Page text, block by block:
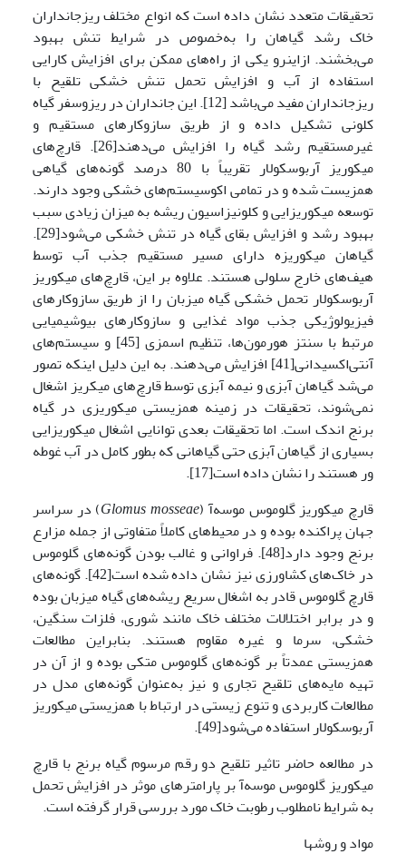
تحقیقات متعدد نشان داده است که انواع مختلف ریزجانداران
خاک رشد گیاهان را به‌خصوص در شرایط تنش بهبود
می‌بخشند. ازاینرو یکی از راه‌های ممکن برای افزایش کارایی
استفاده از آب و افزایش تحمل تنش خشکی تلقیح با
ریزجانداران مفید می‌باشد [12]. این جانداران در ریزوسفر گیاه
کلونی تشکیل داده و از طریق سازوکارهای مستقیم و
غیرمستقیم رشد گیاه را افزایش می‌دهند[26]. قارچ‌های
میکوریز آربوسکولار تقریباً با 80 درصد گونه‌های گیاهی
همزیست شده‌ و در تمامی اکوسیستم‌های خشکی وجود دارند.
توسعه میکوریزایی و کلونیزاسیون ریشه به میزان زیادی سبب
بهبود رشد و افزایش بقای گیاه در تنش خشکی می‌شود[29].
گیاهان میکوریزه دارای مسیر مستقیم جذب آب توسط
هیف‌های خارج سلولی هستند. علاوه بر این، قارچ‌های میکوریز
آربوسکولار تحمل خشکی گیاه میزبان را از طریق سازوکار‌های
فیزیولوژیکی جذب مواد غذایی و سازوکار‌های بیوشیمیایی
مرتبط با سنتز هورمون‌ها، تنظیم اسمزی [45] و سیستم‌های
آنتی‌اکسیدانی[41] افزایش می‌دهند. به این دلیل اینکه تصور
می‌شد گیاهان آبزی و نیمه آبزی توسط قارچ‌های میکریز اشغال
نمی‌شوند، تحقیقات در زمینه همزیستی میکوریزی در گیاه
برنج اندک است. اما تحقیقات بعدی توانایی اشغال میکوریزایی
بسیاری از گیاهان آبزی حتی گیاهانی که بطور کامل در آب غوطه
ور هستند را نشان داده است[17].
قارچ میکوریز گلوموس موسه‌آ (Glomus mosseae) در سراسر
جهان پراکنده بوده و در محیط‌های کاملاً متفاوتی از جمله مزارع
برنج وجود دارد[48]. فراوانی و غالب بودن گونه‌‌های گلوموس
در خاک‌های کشاورزی نیز نشان داده شده است[42]. گونه‌‌های
قارچ گلوموس قادر به اشغال سریع ریشه‌های گیاه میزبان بوده
و در برابر اختلالات مختلف خاک مانند شوری، فلزات سنگین،
خشکی، سرما و غیره مقاوم هستند. بنابراین مطالعات
همزیستی عمدتاً بر گونه‌های گلوموس متکی بوده و از آن در
تهیه مایه‌های ‌تلقیح تجاری و نیز به‌عنوان گونه‌های مدل در
مطالعات کاربردی و تنوع زیستی در ارتباط با همزیستی میکوریز
آربوسکولار استفاده می‌شود[49].
در مطالعه حاضر تاثیر تلقیح دو رقم مرسوم گیاه برنج با قارچ
میکوریز گلوموس موسه‌آبر پارامترهای موثر در افزایش تحمل
به شرایط نامطلوب رطوبت خاک مورد بررسی قرار گرفته است.
مواد و روشها